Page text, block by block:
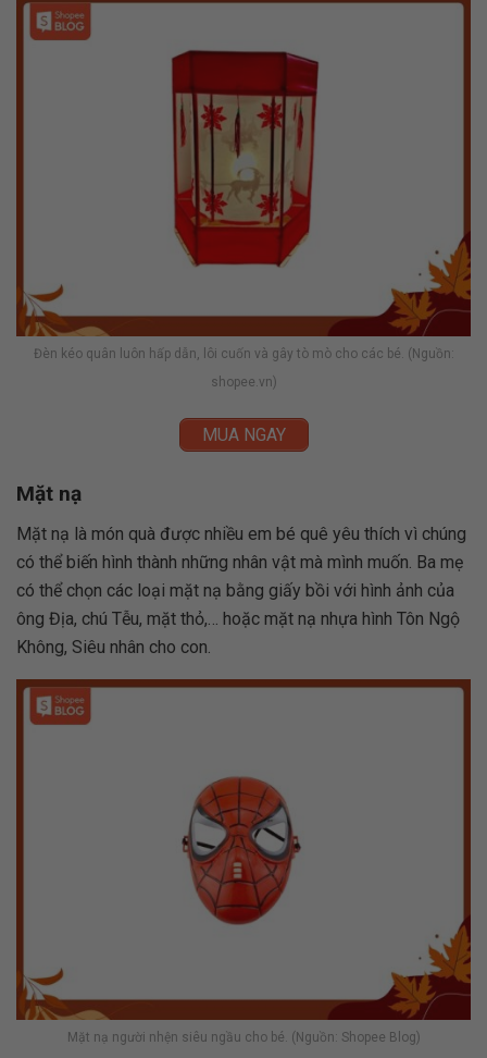
Đèn kéo quân luôn hấp dẫn, lôi cuốn và gây tò mò cho các bé. (Nguồn:
shopee.vn)
MUA NGAY
Mặt nạ
Mặt nạ là món quà được nhiều em bé quê yêu thích vì chúng
có thể biến hình thành những nhân vật mà mình muốn. Ba mẹ
có thể chọn các loại mặt nạ bằng giấy bồi với hình ảnh của
ông Địa, chú Tễu, mặt thỏ,… hoặc mặt nạ nhựa hình Tôn Ngộ
Không, Siêu nhân cho con.
Mặt nạ người nhện siêu ngầu cho bé. (Nguồn: Shopee Blog)